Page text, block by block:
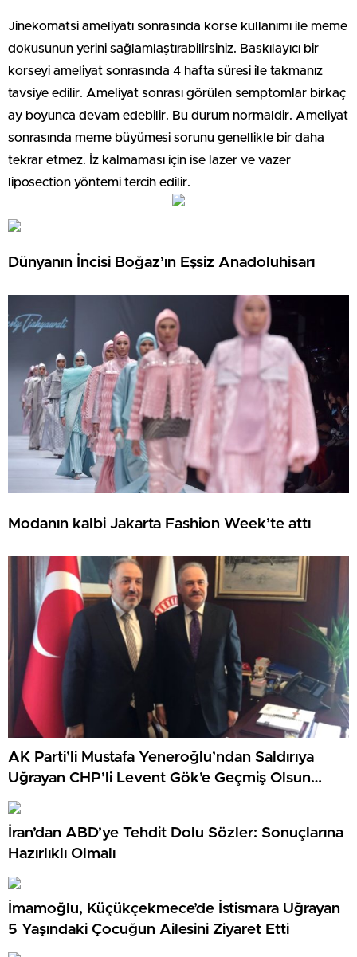
Jinekomatsi ameliyatı sonrasında korse kullanımı ile meme
dokusunun yerini sağlamlaştırabilirsiniz. Baskılayıcı bir
korseyi ameliyat sonrasında 4 hafta süresi ile takmanız
tavsiye edilir. Ameliyat sonrası görülen semptomlar birkaç
ay boyunca devam edebilir. Bu durum normaldir. Ameliyat
sonrasında meme büyümesi sorunu genellikle bir daha
tekrar etmez. İz kalmaması için ise lazer ve vazer
liposection yöntemi tercih edilir.
Dünyanın İncisi Boğaz’ın Eşsiz Anadoluhisarı
Modanın kalbi Jakarta Fashion Week’te attı
AK Parti’li Mustafa Yeneroğlu’ndan Saldırıya
Uğrayan CHP’li Levent Gök’e Geçmiş Olsun
Ziyareti
İran’dan ABD’ye Tehdit Dolu Sözler: Sonuçlarına
Hazırlıklı Olmalı
İmamoğlu, Küçükçekmece’de İstismara Uğrayan
5 Yaşındaki Çocuğun Ailesini Ziyaret Etti